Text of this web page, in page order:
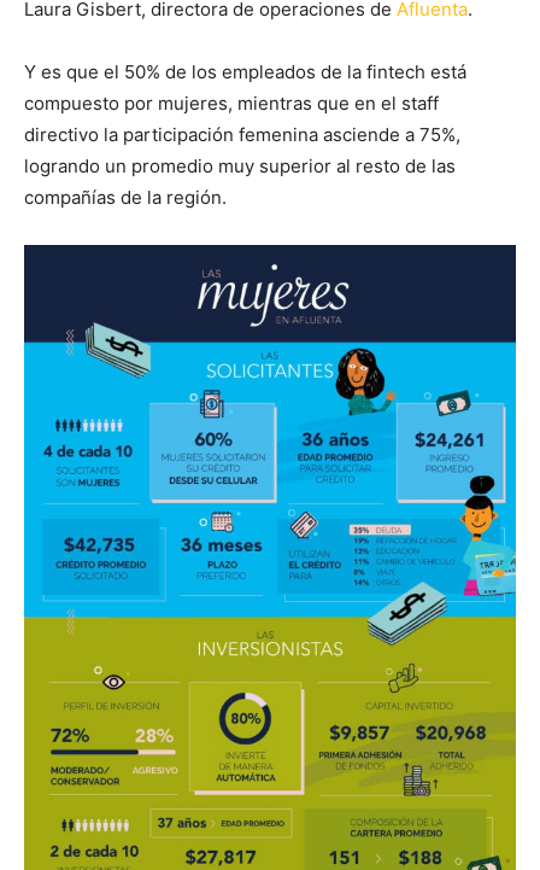
Laura Gisbert, directora de operaciones de Afluenta.
Y es que el 50% de los empleados de la fintech está
compuesto por mujeres, mientras que en el staff
directivo la participación femenina asciende a 75%,
logrando un promedio muy superior al resto de las
compañías de la región.